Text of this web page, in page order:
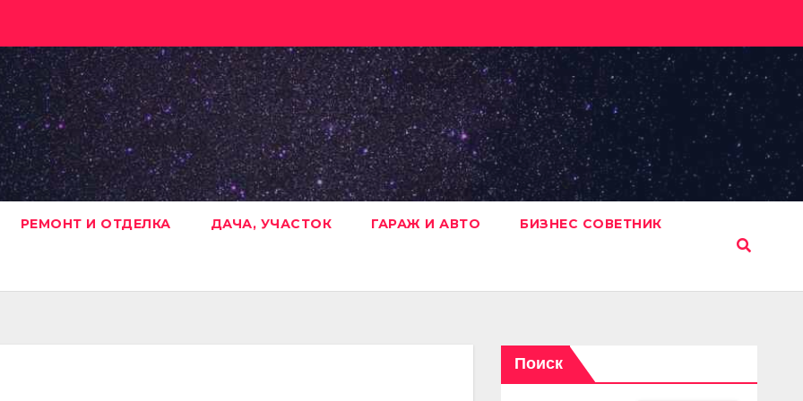
РЕМОНТ И ОТДЕЛКА ДАЧА, УЧАСТОК ГАРАЖ И АВТО БИЗНЕС СОВЕТНИК
Поиск